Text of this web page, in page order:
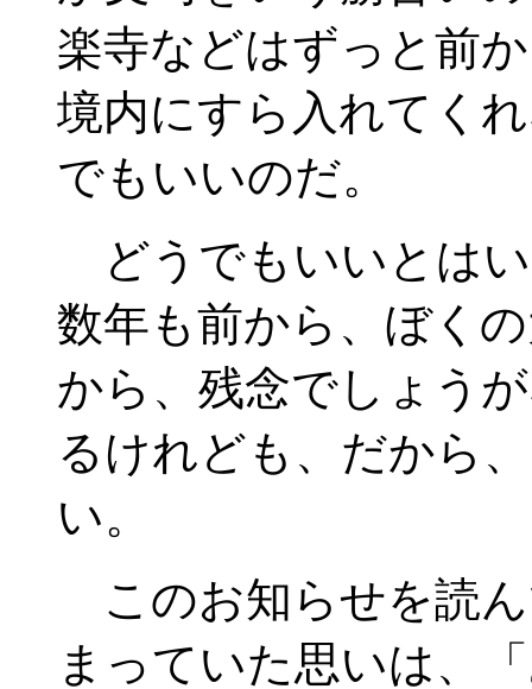
楽寺などはずっと前
境内にすら入れてく
でもいいのだ。
どうでもいいとは
数年も前から、ぼく
から、残念でしょう
るけれども、だから
い。
このお知らせを読
まっていた思いは、